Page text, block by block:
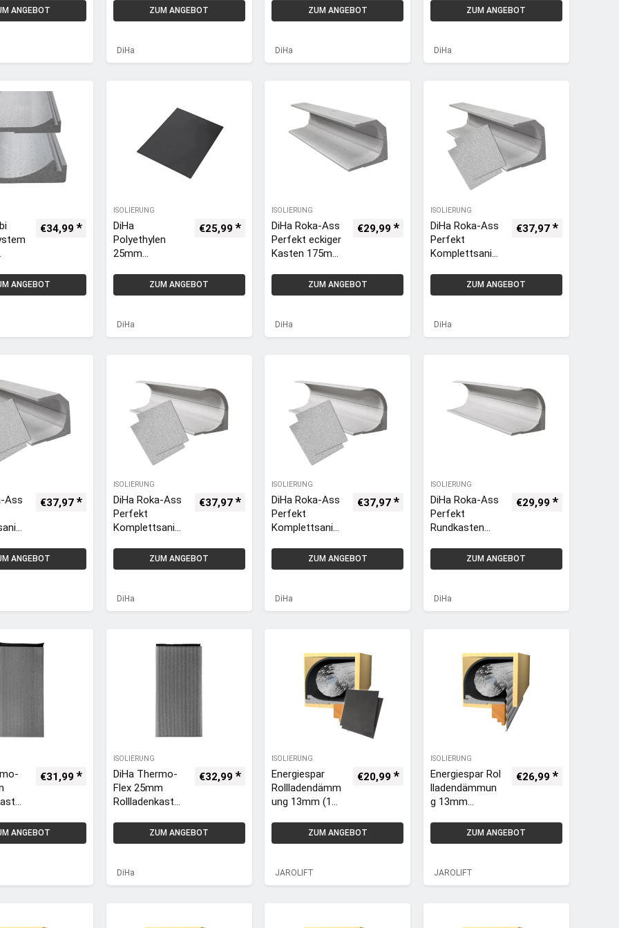
ANGEBOT
kel Dämmung
175mm inkl. TF
ZUM ANGEBOT
DiHa
kel Dämmung
175mm inkl. TF
ZUM ANGEBOT
DiHa
kel Dämmung
240mm inkl. TF
ZUM ANGEBOT
DiHa
TF
€34,99
ANGEBOT
ISOLIERUNG
DiHa
Polyethylen
25mm
n-Dämmmatte
/ 1000 x
€25,99
ZUM ANGEBOT
DiHa
ISOLIERUNG
DiHa Roka-Ass
Perfekt eckiger
Kasten 175mm
Dämmung aus
€29,99
ZUM ANGEBOT
DiHa
ISOLIERUNG
DiHa Roka-Ass
Perfekt
Komplettsanier
Kasten |
175mm
Kastendeckel
Dämmung inkl.
€37,97
ZUM ANGEBOT
DiHa
Ass
€37,97
ANGEBOT
ISOLIERUNG
DiHa Roka-Ass
Perfekt
Komplettsanier
Kasten |
175mm
deckel
Dämmung inkl.
€37,97
ZUM ANGEBOT
DiHa
ISOLIERUNG
DiHa Roka-Ass
Perfekt
Komplettsanier
Kasten |
240mm
Kastendeckel
Dämmung inkl.
€37,97
ZUM ANGEBOT
DiHa
ISOLIERUNG
DiHa Roka-Ass
Perfekt
Rundkasten
Rolladenkasten
deckel
Neopor
€29,99
ZUM ANGEBOT
DiHa
/
€31,99
ANGEBOT
ISOLIERUNG
DiHa Thermo-
Flex 25mm
Rollladenkaste
aus Neopor /
1000 x 500mm
€32,99
ZUM ANGEBOT
DiHa
ISOLIERUNG
Energiespar
Rollladendämm
ung 13mm (100
Deckeldämmun
g 100 x 24cm +
mung –
JAROLIFT
€20,99
ZUM ANGEBOT
JAROLIFT
ISOLIERUNG
Energiespar Rol
lladendämmun
g 13mm
Verschlussdec
100x24cm –
JAROLIFT
€26,99
ZUM ANGEBOT
JAROLIFT